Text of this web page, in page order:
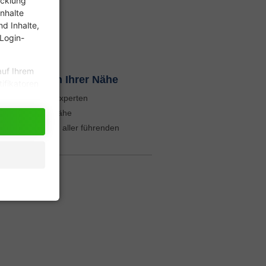
Inhalte,
Ihrem
dass
ist
auch in Ihrer Nähe
durch Lift-Experten
in Ihrer Nähe
Preisen aller führenden